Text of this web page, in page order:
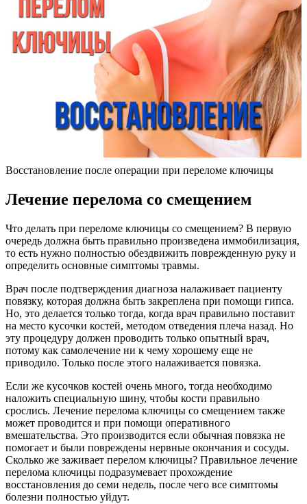
Восстановление после операции при переломе ключицы
Лечение перелома со смещением
Что делать при переломе ключицы со смещением? В первую
очередь должна быть правильно произведена иммобилизация,
то есть нужно полностью обездвижить поврежденную руку и
определить основные симптомы травмы.
Врач после подтверждения диагноза налаживает пациенту
повязку, которая должна быть закреплена при помощи гипса.
Но, это делается только тогда, когда врач правильно поставит
на место кусочки костей, методом отведения плеча назад. Но
эту процедуру должен проводить только опытный врач,
потому как самолечение ни к чему хорошему еще не
приводило. Только после этого налаживается повязка.
Если же кусочков костей очень много, тогда необходимо
наложить специальную шину, чтобы кости правильно
срослись. Лечение перелома ключицы со смещением также
может проводится и при помощи оперативного
вмешательства. Это производится если обычная повязка не
помогает и были повреждены нервные окончания и сосуды.
Сколько же заживает перелом ключицы? Правильное лечение
перелома ключицы подразумевает прохождение
восстановления до семи недель, после чего все симптомы
болезни полностью уйдут.